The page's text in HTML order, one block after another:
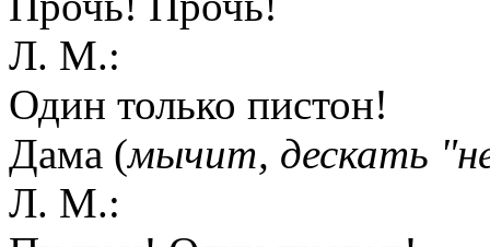
Л. М.:
Один только пистон!
Дама (мычит, дескать
Л. М.: